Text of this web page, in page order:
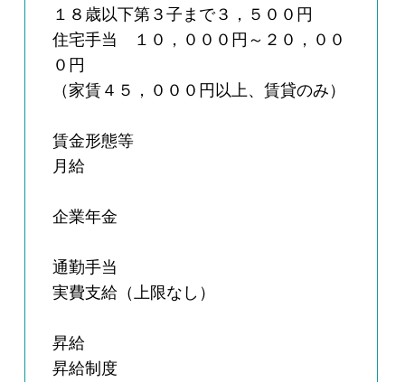
１８歳以下第３子まで３，５００円
住宅手当 １０，０００円～２０，００
０円
（家賃４５，０００円以上、賃貸のみ）
賃金形態等
月給
企業年金
通勤手当
実費支給（上限なし）
昇給
昇給制度